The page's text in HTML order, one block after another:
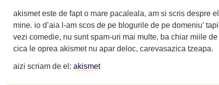
akismet este de fapt o mare pacaleala, am si scris despre
mine. io d’aia l-am scos de pe blogurile de pe domeniu’
vezi comedie, nu sunt spam-uri mai multe, ba chiar miile
cica le oprea akismet nu apar deloc, carevasazica tzeapa.
aizi scriam de el:akismet